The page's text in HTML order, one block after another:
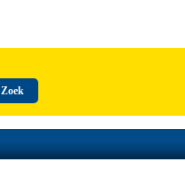
Zoek